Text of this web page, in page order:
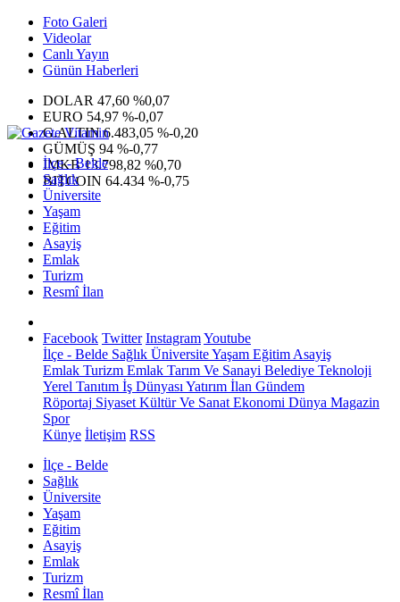
Foto Galeri
Videolar
Canlı Yayın
Günün Haberleri
DOLAR 47,60 %0,07
EURO 54,97 %-0,07
G.ALTIN6.483,05 %-0,20
GÜMÜŞ 94 %-0,77
IMKB13.798,82 %0,70
BITCOIN 64.434 %-0,75
İlçe - Belde
Sağlık
Üniversite
Yaşam
Eğitim
Asayiş
Emlak
Turizm
Resmî İlan
Facebook Twitter InstagramYoutube
İlçe - Belde Sağlık ÜniversiteYaşam Eğitim Asayiş
Emlak Turizm Emlak Tarım Ve Sanayi Belediye Teknoloji
Yerel Tanıtım İş Dünyası Yatırım İlan Gündem
Röportaj Siyaset Kültür Ve Sanat Ekonomi Dünya Magazin
Spor
Künye İletişim RSS
İlçe - Belde
Sağlık
Üniversite
Yaşam
Eğitim
Asayiş
Emlak
Turizm
Resmî İlan